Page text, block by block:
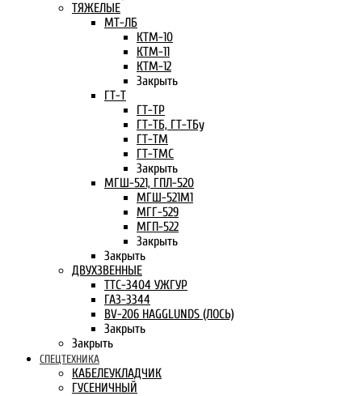
ТЯЖЕЛЫЕ
МТ-ЛБ
КТМ-10
КТМ-11
КТМ-12
Закрыть
ГТ-Т
ГТ-ТР
ГТ-ТБ, ГТ-ТБу
ГТ-ТМ
ГТ-ТМС
Закрыть
МГШ-521, ГПЛ-520
МГШ-521М1
МГГ-529
МГП-522
Закрыть
Закрыть
ДВУХЗВЕННЫЕ
ТТС-3404 УЖГУР
ГАЗ-3344
BV-206 HAGGLUNDS (ЛОСЬ)
Закрыть
Закрыть
СПЕЦТЕХНИКА
КАБЕЛЕУКЛАДЧИК
ГУСЕНИЧНЫЙ